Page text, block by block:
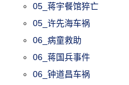
05_蒋宇餐馆猝亡
05_许先海车祸
06_病童救助
06_蒋国兵事件
06_钟道昌车祸